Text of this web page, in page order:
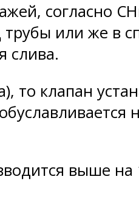
согласно
или же в
слива.
то клапан
выше